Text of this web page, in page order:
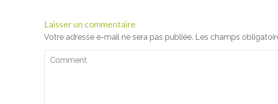
Laisser un commentaire
Votre adresse e-mail ne sera pas publiée. Les champs